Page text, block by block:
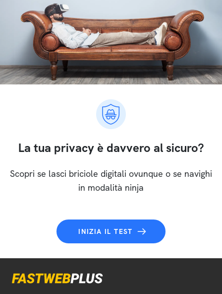
La tua privacy è davvero al sicuro?
Scopri se lasci briciole digitali ovunque o se navighi
in modalità ninja
INIZIA IL TEST